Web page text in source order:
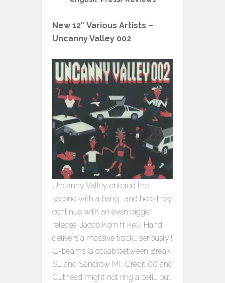
New 12″ Various Artists –
Uncanny Valley 002
Uncanny Valley entered the
secene with a bang… and here they
continue with an even bigger
release! Jacob Korn ft Kelli Hand
delivers a massive track… seriously!!
C-beams (a collab between Break
SL and Sandrow M), Credit 00 and
Cuthead might not ring a bell… but